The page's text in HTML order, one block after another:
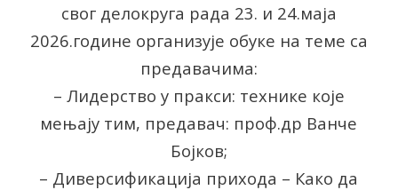
свог делокруга рада 23. и 24.маја
2026.године организује обуке на теме са
предавачима:
– Лидерство у пракси: технике које
мењају тим, предавач: проф.др Ванче
Бојков;
– Диверсификација прихода – Како да